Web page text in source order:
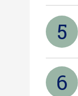
5
6